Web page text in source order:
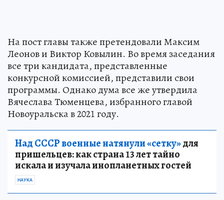
На пост главы также претендовали Максим
Леонов и Виктор Ковылин. Во время заседания
все три кандидата, представленные
конкурсной комиссией, представили свои
программы. Однако дума все же утвердила
Вячеслава Тюменцева, избранного главой
Новоуральска в 2021 году.
Над СССР военные натянули «сетку»для
пришельцев: как страна 13 лет тайно
искала и изучала инопланетных гостей
НАУКА